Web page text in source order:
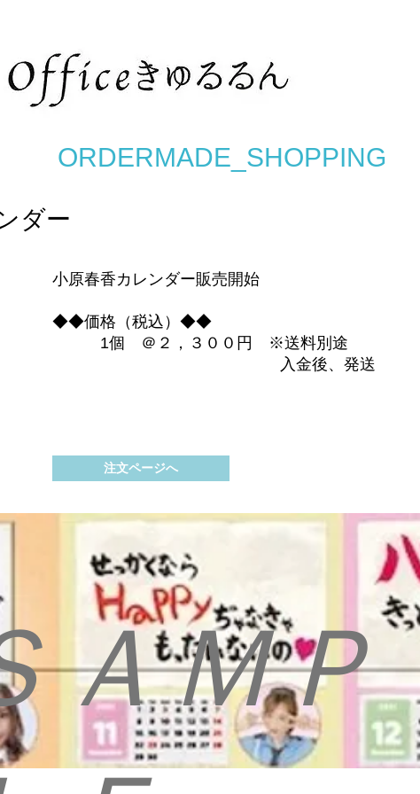
ORDERMADE_SHOPPING
ダー
小原春香カレンダー販売開始
◆◆価格（税込）◆◆
1個 ＠２，３００円 ※送料別途
入金後、発送
注文ページへ
ＡＭＰ